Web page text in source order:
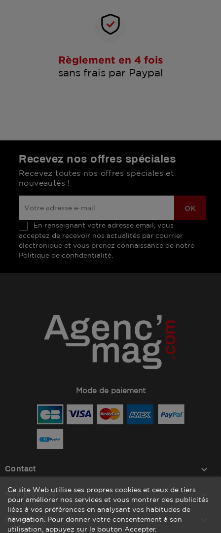
Règlement en 4 fois
sans frais par Paypal
Recevez nos offres spéciales
Recevez toutes nos offres spéciales et
nouveautés !
En renseignant votre adresse email, vous
acceptez de recevoir nos actualités par courrier
électronique et vous prenez connaissance de notre
Politique de confidentialité.
Mode de paiement
Contact keyboard_arrow_down
Nos produits 
Plan du site
Ce site Web utilise ses propres cookies et ceux de tiers
pour améliorer nos services et vous montrer des publicités
liées à vos préférences en analysant vos habitudes de
navigation. Pour donner votre consentement à son
utilisation, appuyez sur le bouton Accepter.